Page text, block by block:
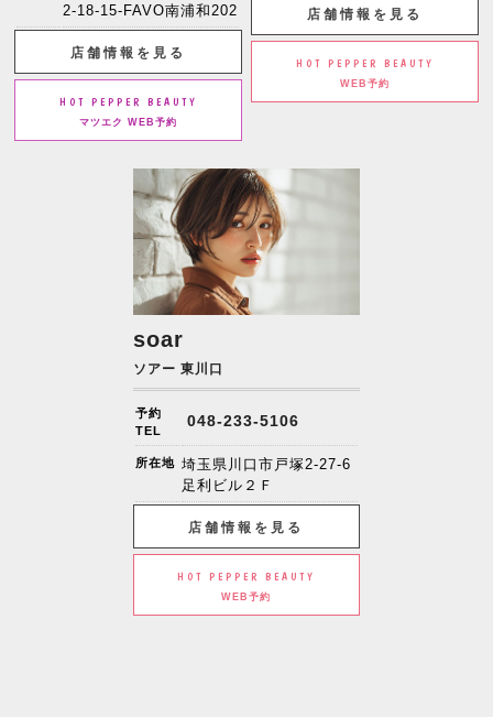
2-18-15-FAVO南浦和202
店舗情報を見る
HOT PEPPER BEAUTY
マツエク WEB予約
店舗情報を見る
HOT PEPPER BEAUTY
WEB予約
soar
ソアー 東川口
予約
TEL
048-233-5106
所在地 埼玉県川口市戸塚2-27-6
足利ビル２Ｆ
店舗情報を見る
HOT PEPPER BEAUTY
WEB予約